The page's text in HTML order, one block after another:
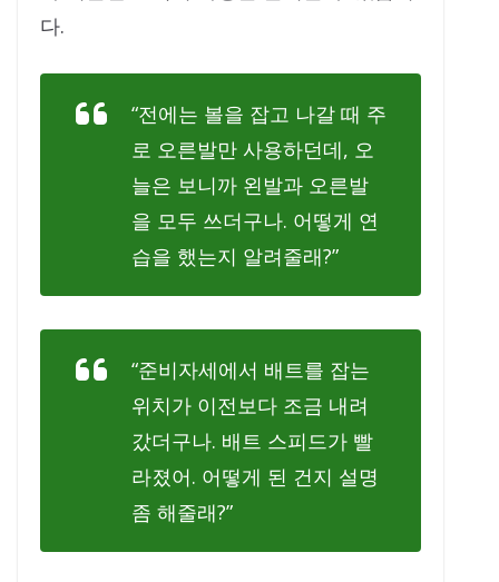
다.
“전에는 볼을 잡고 나갈 때 주
로 오른발만 사용하던데, 오
늘은 보니까 왼발과 오른발
을 모두 쓰더구나. 어떻게 연
습을 했는지 알려줄래?”
“준비자세에서 배트를 잡는
위치가 이전보다 조금 내려
갔더구나. 배트 스피드가 빨
라졌어. 어떻게 된 건지 설명
좀 해줄래?”